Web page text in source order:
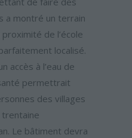
a montré un terrain
de l’école
localisé.
accès à l’eau de
permettrait
des villages
Le bâtiment devra